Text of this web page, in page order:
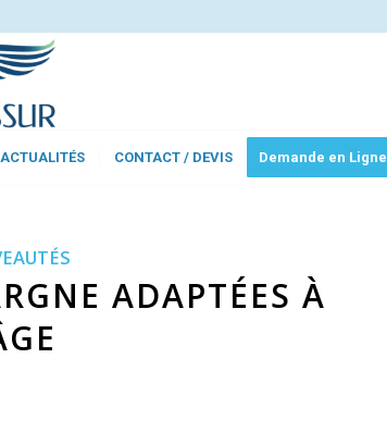
ACTUALITÉS CONTACT / DEVIS Demande en Ligne
ADAPTÉES À